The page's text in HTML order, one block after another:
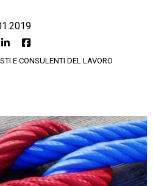
E CONSULENTI DEL LAVORO